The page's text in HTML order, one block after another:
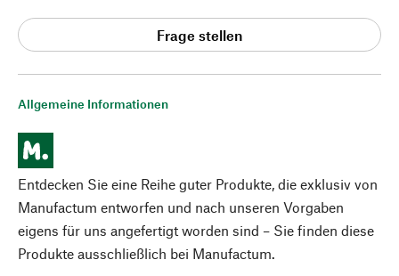
Allgemeine Informationen
Entdecken Sie eine Reihe guter Produkte, die exklusiv von
Manufactum entworfen und nach unseren Vorgaben
eigens für uns angefertigt worden sind – Sie finden diese
Produkte ausschließlich bei Manufactum.
Frage stellen